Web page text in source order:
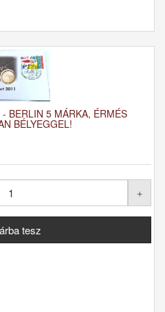
BERLIN 5 MÁRKA, ÉRMÉS
BÉLYEGGEL!